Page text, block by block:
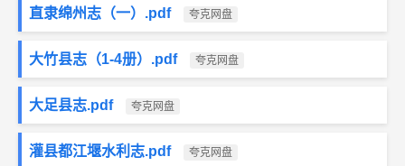
直隶绵州志（一）.pdf 夸克网盘
大竹县志（1-4册）.pdf 夸克网盘
大足县志.pdf 夸克网盘
灌县都江堰水利志.pdf 夸克网盘